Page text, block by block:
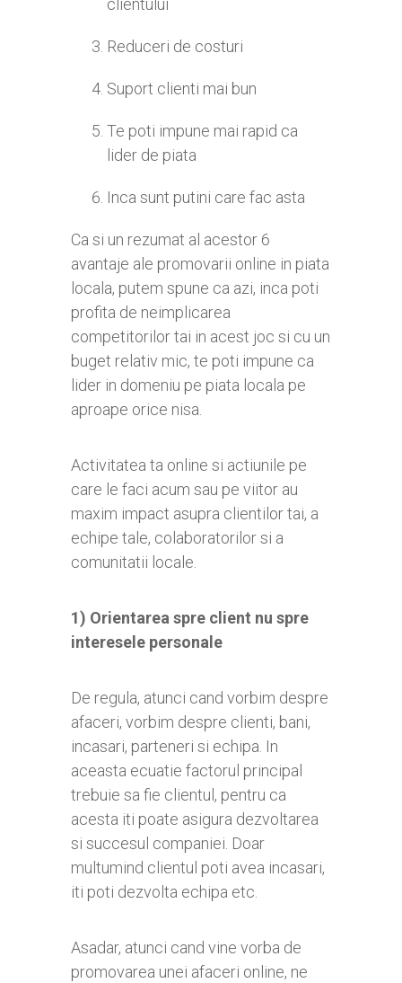
clientului
Reduceri de costuri
Suport clienti mai bun
Te poti impune mai rapid ca
lider de piata
Inca sunt putini care fac asta
Ca si un rezumat al acestor 6
avantaje ale promovarii online in piata
locala, putem spune ca azi, inca poti
profita de neimplicarea
competitorilor tai in acest joc si cu un
buget relativ mic, te poti impune ca
lider in domeniu pe piata locala pe
aproape orice nisa.
Activitatea ta online si actiunile pe
care le faci acum sau pe viitor au
maxim impact asupra clientilor tai, a
echipe tale, colaboratorilor si a
comunitatii locale.
1) Orientarea spre client nu spre
interesele personale
De regula, atunci cand vorbim despre
afaceri, vorbim despre clienti, bani,
incasari, parteneri si echipa. In
aceasta ecuatie factorul principal
trebuie sa fie clientul, pentru ca
acesta iti poate asigura dezvoltarea
si succesul companiei. Doar
multumind clientul poti avea incasari,
iti poti dezvolta echipa etc.
Asadar, atunci cand vine vorba de
promovarea unei afaceri online, ne